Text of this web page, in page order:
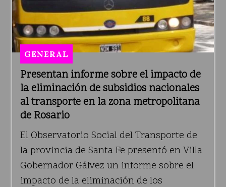
Presentan informe sobre el impacto de
la eliminación de subsidios nacionales
al transporte en la zona metropolitana
de Rosario
GENERAL
El Observatorio Social del Transporte de
la provincia de Santa Fe presentó en Villa
Gobernador Gálvez un informe sobre el
impacto de la eliminación de los